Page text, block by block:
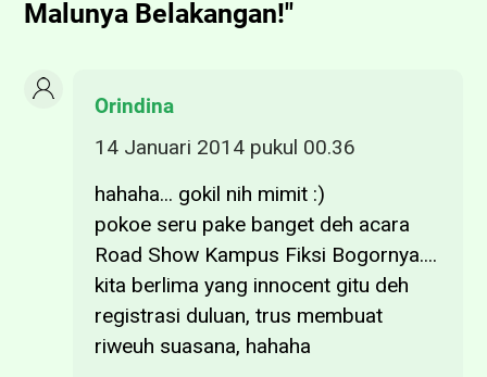
Malunya Belakangan!"
Orindina
14 Januari 2014 pukul 00.36
hahaha... gokil nih mimit :)
pokoe seru pake banget deh acara
Road Show Kampus Fiksi Bogornya....
kita berlima yang innocent gitu deh
registrasi duluan, trus membuat
riweuh suasana, hahaha